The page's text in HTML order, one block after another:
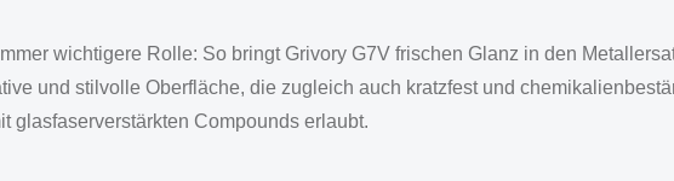
wichtigere Rolle: So bringt Grivory G7V frischen Glanz in den
und stilvolle Oberfläche, die zugleich auch kratzfest und
glasfaserverstärkten Compounds erlaubt.